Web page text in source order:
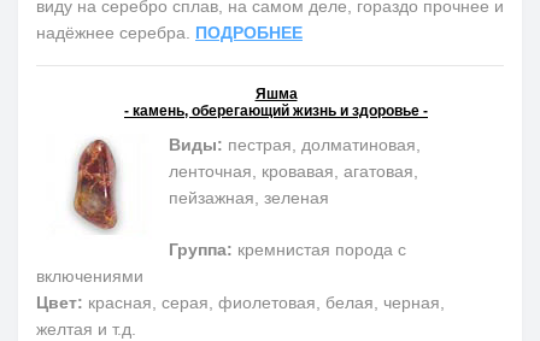
виду на серебро сплав, на самом деле, гораздо прочнее и
надёжнее серебра. ПОДРОБНЕЕ
Яшма
- камень, оберегающий жизнь и здоровье -
Виды: пестрая, долматиновая,
ленточная, кровавая, агатовая,
пейзажная, зеленая
Группа: кремнистая порода с
включениями
Цвет: красная, серая, фиолетовая, белая, черная,
желтая и т.д.